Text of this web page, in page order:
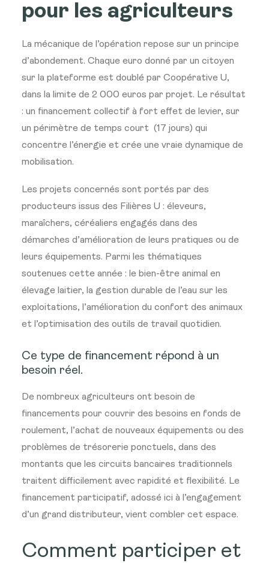
pour les agriculteurs
La mécanique de l’opération repose sur un principe
d’abondement. Chaque euro donné par un citoyen
sur la plateforme est doublé par Coopérative U,
dans la limite de 2 000 euros par projet. Le résultat
: un financement collectif à fort effet de levier, sur
un périmètre de temps court (17 jours) qui
concentre l’énergie et crée une vraie dynamique de
mobilisation.
Les projets concernés sont portés par des
producteurs issus des Filières U : éleveurs,
maraîchers, céréaliers engagés dans des
démarches d’amélioration de leurs pratiques ou de
leurs équipements. Parmi les thématiques
soutenues cette année : le bien-être animal en
élevage laitier, la gestion durable de l’eau sur les
exploitations, l’amélioration du confort des animaux
et l’optimisation des outils de travail quotidien.
Ce type de financement répond à un
besoin réel.
De nombreux agriculteurs ont besoin de
financements pour couvrir des besoins en fonds de
roulement, l’achat de nouveaux équipements ou des
problèmes de trésorerie ponctuels, dans des
montants que les circuits bancaires traditionnels
traitent difficilement avec rapidité et flexibilité. Le
financement participatif, adossé ici à l’engagement
d’un grand distributeur, vient combler cet espace.
Comment participer et